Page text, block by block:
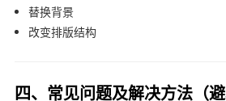
替换背景
改变排版结构
四、常见问题及解决方法（避